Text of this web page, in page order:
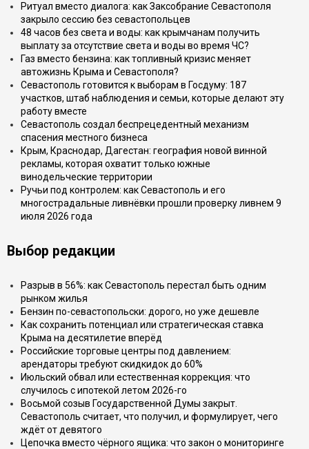
Ритуал вместо диалога: как Заксобрание Севастополя
закрыло сессию без севастопольцев
48 часов без света и воды: как крымчанам получить
выплату за отсутствие света и воды во время ЧС?
Газ вместо бензина: как топливный кризис меняет
автожизнь Крыма и Севастополя?
Севастополь готовится к выборам в Госдуму: 187
участков, штаб наблюдения и семьи, которые делают эту
работу вместе
Севастополь создал беспрецедентный механизм
спасения местного бизнеса
Крым, Краснодар, Дагестан: география новой винной
рекламы, которая охватит только южные
винодельческие территории
Ручьи под контролем: как Севастополь и его
многострадальные ливнёвки прошли проверку ливнем 9
июля 2026 года
Выбор редакции
Разрыв в 56%: как Севастополь перестал быть одним
рынком жилья
Бензин по-севастопольски: дорого, но уже дешевле
Как сохранить потенциал или стратегическая ставка
Крыма на десятилетие вперёд
Российские торговые центры под давлением:
арендаторы требуют скидкидок до 60%
Июльский обвал или естественная коррекция: что
случилось с ипотекой летом 2026-го
Восьмой созыв Государственной Думы закрыт.
Севастополь считает, что получил, и формулирует, чего
ждёт от девятого
Цепочка вместо чёрного ящика: что закон о мониторинге